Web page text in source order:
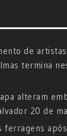
de
termina
alteram
20 de
ferragens